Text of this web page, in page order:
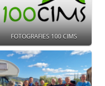
FOTOGRAFIES 100 CIMS